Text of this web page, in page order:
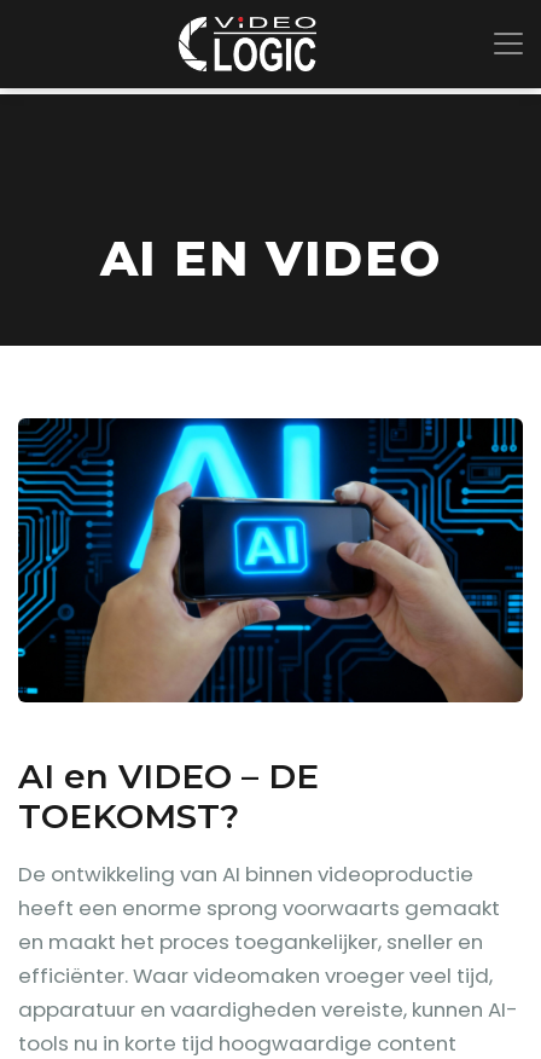
AI EN VIDEO
AI en VIDEO – DE
TOEKOMST?
De ontwikkeling van AI binnen videoproductie
heeft een enorme sprong voorwaarts gemaakt
en maakt het proces toegankelijker, sneller en
efficiënter. Waar videomaken vroeger veel tijd,
apparatuur en vaardigheden vereiste, kunnen AI-
tools nu in korte tijd hoogwaardige content